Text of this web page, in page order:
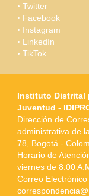
Twitter
Facebook
Instagram
LinkedIn
TikTok
Instituto Distrital
Juventud -
Dirección de
administrativa de
78, Bogotá -
Horario de
viernes de 8:00
Correo